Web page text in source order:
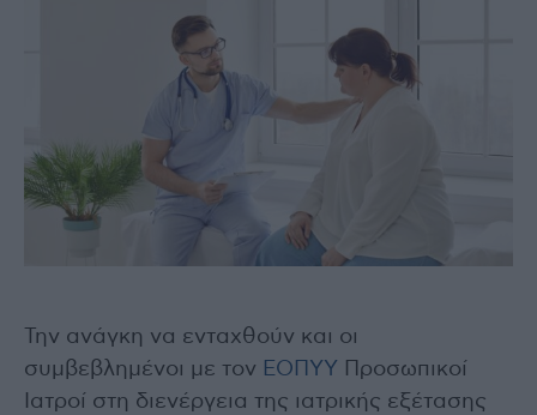
Την ανάγκη να ενταχθούν και οι
συμβεβλημένοι με τον ΕΟΠΥΥ
Προσωπικοί
Ιατροί στη διενέργεια της ιατρικής εξέτασης